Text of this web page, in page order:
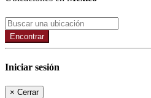
Encontrar
Iniciar sesión
× Cerrar